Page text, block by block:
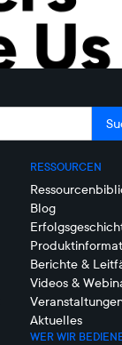
RESSOURCEN
Blog
Berichte &
Videos &
Aktuelles
WER WIR